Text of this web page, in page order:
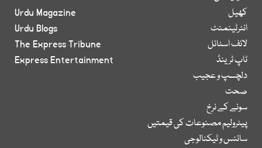
کھیل
انٹرٹینمنٹ
لائف اسٹائل
ٹاپ ٹرینڈ
دلچسپ و عجیب
صحت
سونے کے نرخ
پیٹرولیم مصنوعات کی قیمتیں
سائنس و ٹیکنالوجی
Urdu Magazine
Urdu Blogs
The Express Tribune
Express Entertainment